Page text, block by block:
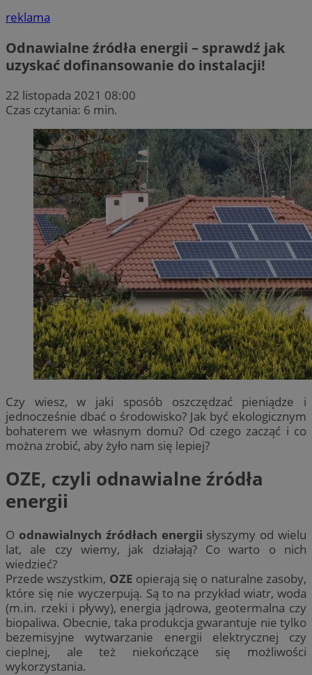
reklama
Odnawialne źródła energii – sprawdź jak
uzyskać dofinansowanie do instalacji!
22 listopada 2021 08:00
Czas czytania: 6 min.
Czy wiesz, w jaki sposób oszczędzać pieniądze i
jednocześnie dbać o środowisko? Jak być ekologicznym
bohaterem we własnym domu? Od czego zacząć i co
można zrobić, aby żyło nam się lepiej?
OZE, czyli odnawialne źródła
energii
O odnawialnych źródłach energii słyszymy od wielu
lat, ale czy wiemy, jak działają? Co warto o nich
wiedzieć?
Przede wszystkim, OZE opierają się o naturalne zasoby,
które się nie wyczerpują. Są to na przykład wiatr, woda
(m.in. rzeki i pływy), energia jądrowa, geotermalna czy
biopaliwa. Obecnie, taka produkcja gwarantuje nie tylko
bezemisyjne wytwarzanie energii elektrycznej czy
cieplnej, ale też niekończące się możliwości
wykorzystania.